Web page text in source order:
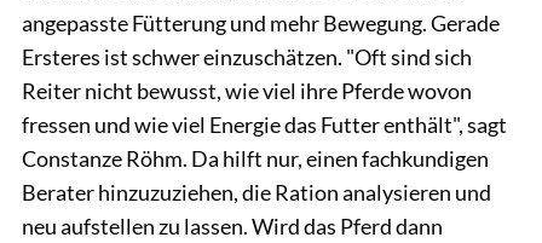
angepasste Fütterung und mehr Bewegung. Gerade
Ersteres ist schwer einzuschätzen. "Oft sind sich
Reiter nicht bewusst, wie viel ihre Pferde wovon
fressen und wie viel Energie das Futter enthält", sagt
Constanze Röhm. Da hilft nur, einen fachkundigen
Berater hinzuzuziehen, die Ration analysieren und
neu aufstellen zu lassen. Wird das Pferd dann